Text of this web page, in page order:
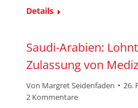
Details
Saudi-Arabien:
Zulassung von
Von Margret Seidenfaden
26.
2 Kommentare